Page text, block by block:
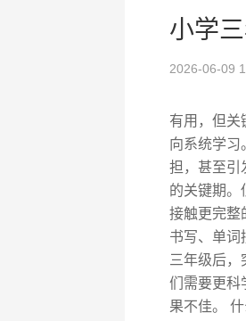
小学
2026-06-09
有用，但关
向系统学习
担，甚至引
的关键期。
接触更完整
书写、单词
三年级后，
们需要更科
果不佳。